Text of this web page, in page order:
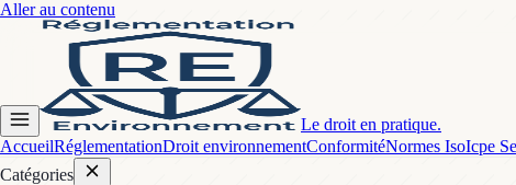
Aller au contenu
Le droit en pratique.
AccueilRéglementationDroit environnementConformitéNormes IsoIcpe
Catégories